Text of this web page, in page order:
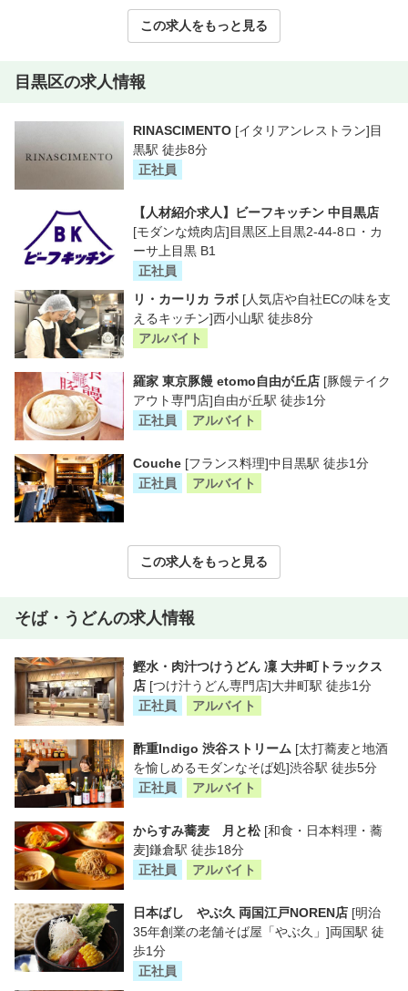
この求人をもっと見る
目黒区の求人情報
RINASCIMENTO [イタリアンレストラン]目
黒駅 徒歩8分
正社員
【人材紹介求人】ビーフキッチン 中目黒店
[モダンな焼肉店]目黒区上目黒2-44-8ロ・カ
ーサ上目黒 B1
正社員
リ・カーリカ ラボ [人気店や自社ECの味を支
えるキッチン]西小山駅 徒歩8分
アルバイト
羅家 東京豚饅 etomo自由が丘店 [豚饅テイク
アウト専門店]自由が丘駅 徒歩1分
正社員
アルバイト
Couche [フランス料理]中目黒駅 徒歩1分
正社員
アルバイト
この求人をもっと見る
そば・うどんの求人情報
鰹水・肉汁つけうどん 凜 大井町トラックス
店 [つけ汁うどん専門店]大井町駅 徒歩1分
正社員
アルバイト
酢重Indigo 渋谷ストリーム [太打蕎麦と地酒
を愉しめるモダンなそば処]渋谷駅 徒歩5分
正社員
アルバイト
からすみ蕎麦 月と松 [和食・日本料理・蕎
麦]鎌倉駅 徒歩18分
正社員
アルバイト
日本ばし やぶ久 両国江戸NOREN店 [明治
35年創業の老舗そば屋「やぶ久」]両国駅 徒
歩1分
正社員